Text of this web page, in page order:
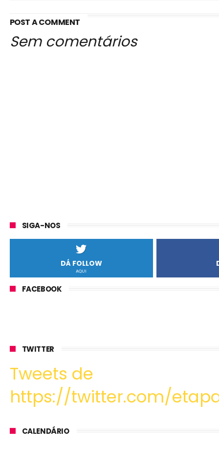
POST A COMMENT
Sem comentários
SIGA-NOS
DÁ FOLLOW
AQUI
FACEBOOK
TWITTER
Tweets de
https://twitter.com/
CALENDÁRIO